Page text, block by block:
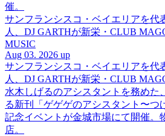
催。
サンフランシスコ・ベイエリアを代
人、DJ GARTHが新栄・CLUB
MUSIC
Aug 03. 2026 up
サンフランシスコ・ベイエリアを代
人、DJ GARTHが新栄・CLUB
水木しげるのアシスタントを務めた
る新刊「ゲゲゲのアシスタント〜つ
記念イベントが金城市場にて開催。
店。